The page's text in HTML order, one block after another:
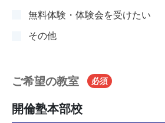
無料体験・体験会を受けたい
その他
ご希望の教室 必須
開倫塾本部校